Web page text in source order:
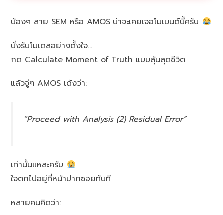
น้องๆ สาย SEM หรือ AMOS น่าจะเคยเจอโมเมนต์นี้ครับ
นั่งรันโมเดลอย่างตั้งใจ…
กด Calculate Moment of Truth แบบลุ้นสุดชีวิต
แล้วจู่ๆ AMOS เด้งว่า:
“Proceed with Analysis (2) Residual Error”
เท่านั้นแหละครับ
ใจตกไปอยู่ที่หน้าปากซอยทันที
หลายคนคิดว่า: